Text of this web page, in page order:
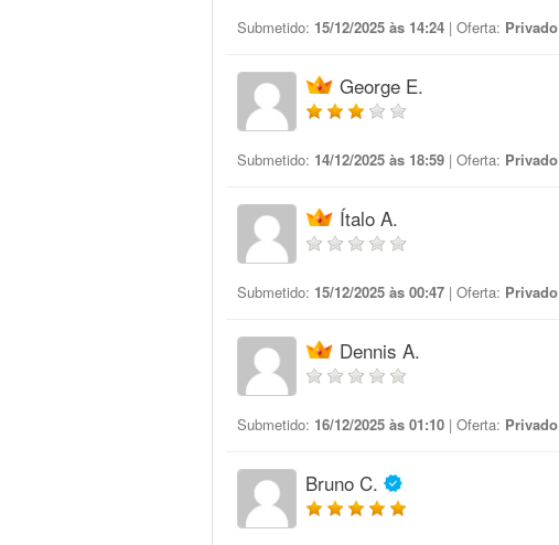
Submetido: 15/12/2025 às 14:24 | Oferta: Privado
George E.
Submetido: 14/12/2025 às 18:59 | Oferta: Privado
Ítalo A.
Submetido: 15/12/2025 às 00:47 | Oferta: Privado
Dennis A.
Submetido: 16/12/2025 às 01:10 | Oferta: Privado
Bruno C.